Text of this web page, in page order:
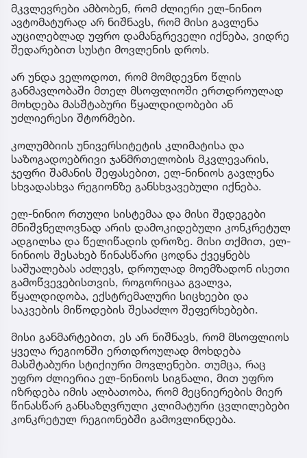
მკვლევრები ამბობენ, რომ ძლიერი ელ-ნინიო
ავტომატურად არ ნიშნავს, რომ მისი გავლენა
აუცილებლად უფრო დამანგრეველი იქნება, ვიდრე
შედარებით სუსტი მოვლენის დროს.
არ უნდა ველოდოთ, რომ მომდევნო წლის
განმავლობაში მთელ მსოფლიოში ერთდროულად
მოხდება მასშტაბური წყალდიდობები ან
უძლიერესი შტორმები.
კოლუმბიის უნივერსიტეტის კლიმატისა და
საზოგადოებრივი ჯანმრთელობის მკვლევარის,
ჯეფრი შამანის შეფასებით, ელ-ნინიოს გავლენა
სხვადასხვა რეგიონზე განსხვავებული იქნება.
ელ-ნინიო რთული სისტემაა და მისი შედეგები
მნიშვნელოვნად არის დამოკიდებული კონკრეტულ
ადგილსა და წელიწადის დროზე. მისი თქმით, ელ-
ნინიოს შესახებ წინასწარი ცოდნა ქვეყნებს
საშუალებას აძლევს, დროულად მოემზადონ ისეთი
გამოწვევებისთვის, როგორიცაა გვალვა,
წყალდიდობა, ექსტრემალური სიცხეები და
საკვების მიწოდების შესაძლო შეფერხებები.
მისი განმარტებით, ეს არ ნიშნავს, რომ მსოფლიოს
ყველა რეგიონში ერთდროულად მოხდება
მასშტაბური სტიქიური მოვლენები. თუმცა, რაც
უფრო ძლიერია ელ-ნინიოს სიგნალი, მით უფრო
იზრდება იმის ალბათობა, რომ მეცნიერების მიერ
წინასწარ განსაზღვრული კლიმატური ცვლილებები
კონკრეტულ რეგიონებში გამოვლინდება.